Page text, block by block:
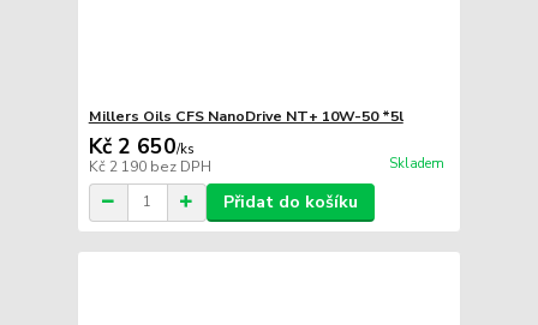
Millers Oils CFS NanoDrive NT+ 10W-50 *5l
Kč 2 650/ks
Kč 2 190 bez DPH Skladem
Přidat do košíku